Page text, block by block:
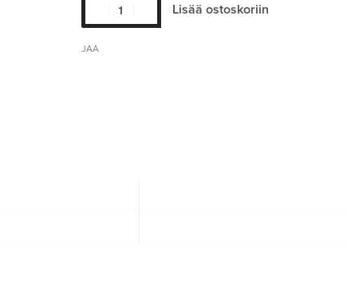
Lisää ostoskoriin
JAA